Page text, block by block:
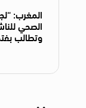
المغرب:
الصحي
وتطالب